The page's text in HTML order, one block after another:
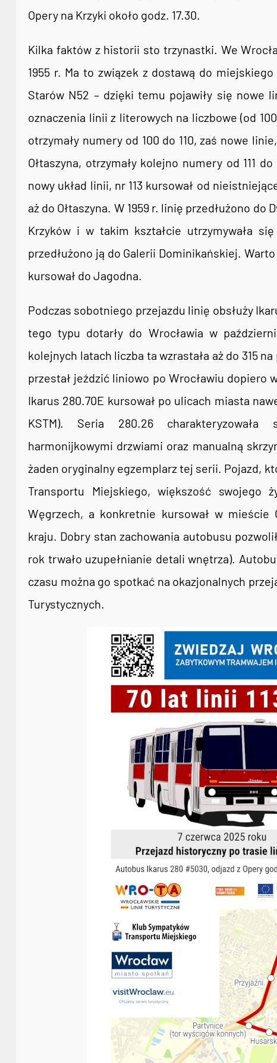
Opery na Krzyki około godz. 17.30.
Kilka faktów z historii sto trzynastki. We
1955 r. Ma to związek z dostawą do
Starów N52 – dzięki temu pojawiły się nowe
oznaczenia linii z literowych na liczbowe (od
otrzymały numery od 100 do 110, zaś nowe
Ołtaszyna, otrzymały kolejno numery od 111
nowy układ linii, nr 113 kursował od
aż do Ołtaszyna. W 1959 r. linię przedłużono do
Krzyków i w takim kształcie utrzymywała
przedłużono ją do Galerii Dominikańskiej.
kursował do Jagodna.
Podczas sobotniego przejazdu linię obsłuży
tego typu dotarły do Wrocławia w
kolejnych latach liczba ta wzrastała aż do 315
przestał jeździć liniowo po Wrocławiu dopiero
Ikarus 280.70E kursował po ulicach miasta
KSTM). Seria 280.26
harmonijkowymi drzwiami oraz manualną
żaden oryginalny egzemplarz tej serii. Pojazd,
Transportu Miejskiego, większość swojego
Węgrzech, a konkretnie kursował w mieście
kraju. Dobry stan zachowania autobusu
rok trwało uzupełnianie detali wnętrza).
czasu można go spotkać na okazjonalnych
Turystycznych.